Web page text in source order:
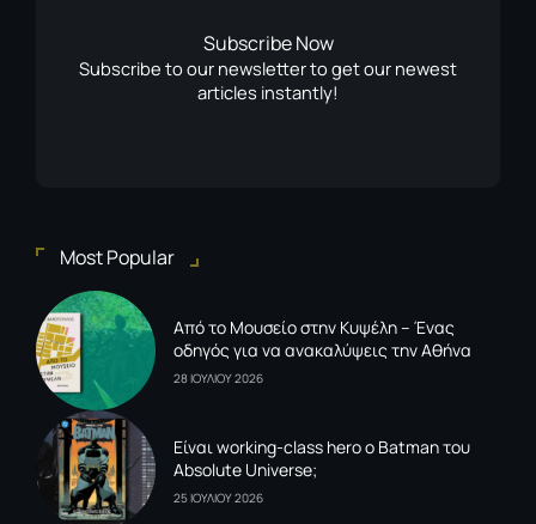
Subscribe Now
Subscribe to our newsletter to get our newest
articles instantly!
Most Popular
Από το Μουσείο στην Κυψέλη – Ένας
οδηγός για να ανακαλύψεις την Αθήνα
28 ΙΟΥΛΙΟΥ 2026
Είναι working-class hero ο Batman του
Absolute Universe;
25 ΙΟΥΛΙΟΥ 2026